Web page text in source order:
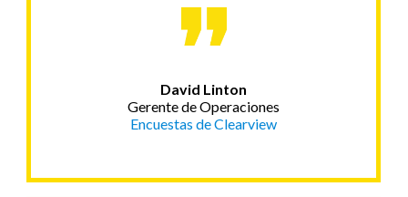
David Linton
Gerente de Operaciones
Encuestas de Clearview